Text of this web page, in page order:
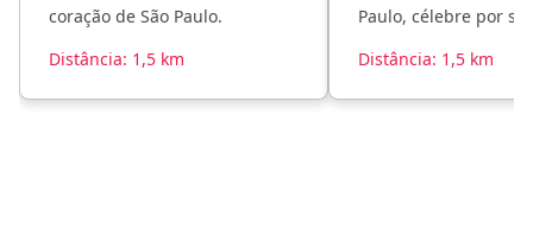
coração de São Paulo.
Distância: 1,5 km
Paulo, célebre por
Distância: 1,5 km